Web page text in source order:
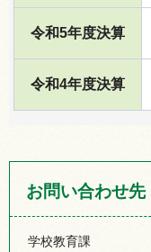
令和5年度決算
令和4年度決算
お問い合わせ先
学校教育課